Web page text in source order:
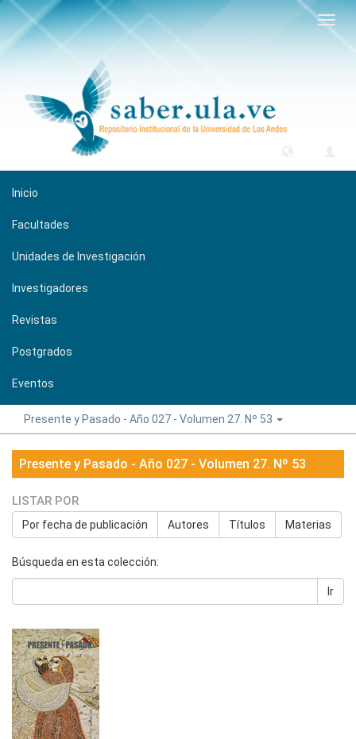
Inicio
Facultades
Unidades de Investigación
Investigadores
Revistas
Postgrados
Eventos
Presente y Pasado - Año 027 - Volumen 27. Nº 53
Presente y Pasado - Año 027 - Volumen 27. Nº 53
LISTAR POR
Por fecha de publicación Autores Títulos Materias
Búsqueda en esta colección:
Ir